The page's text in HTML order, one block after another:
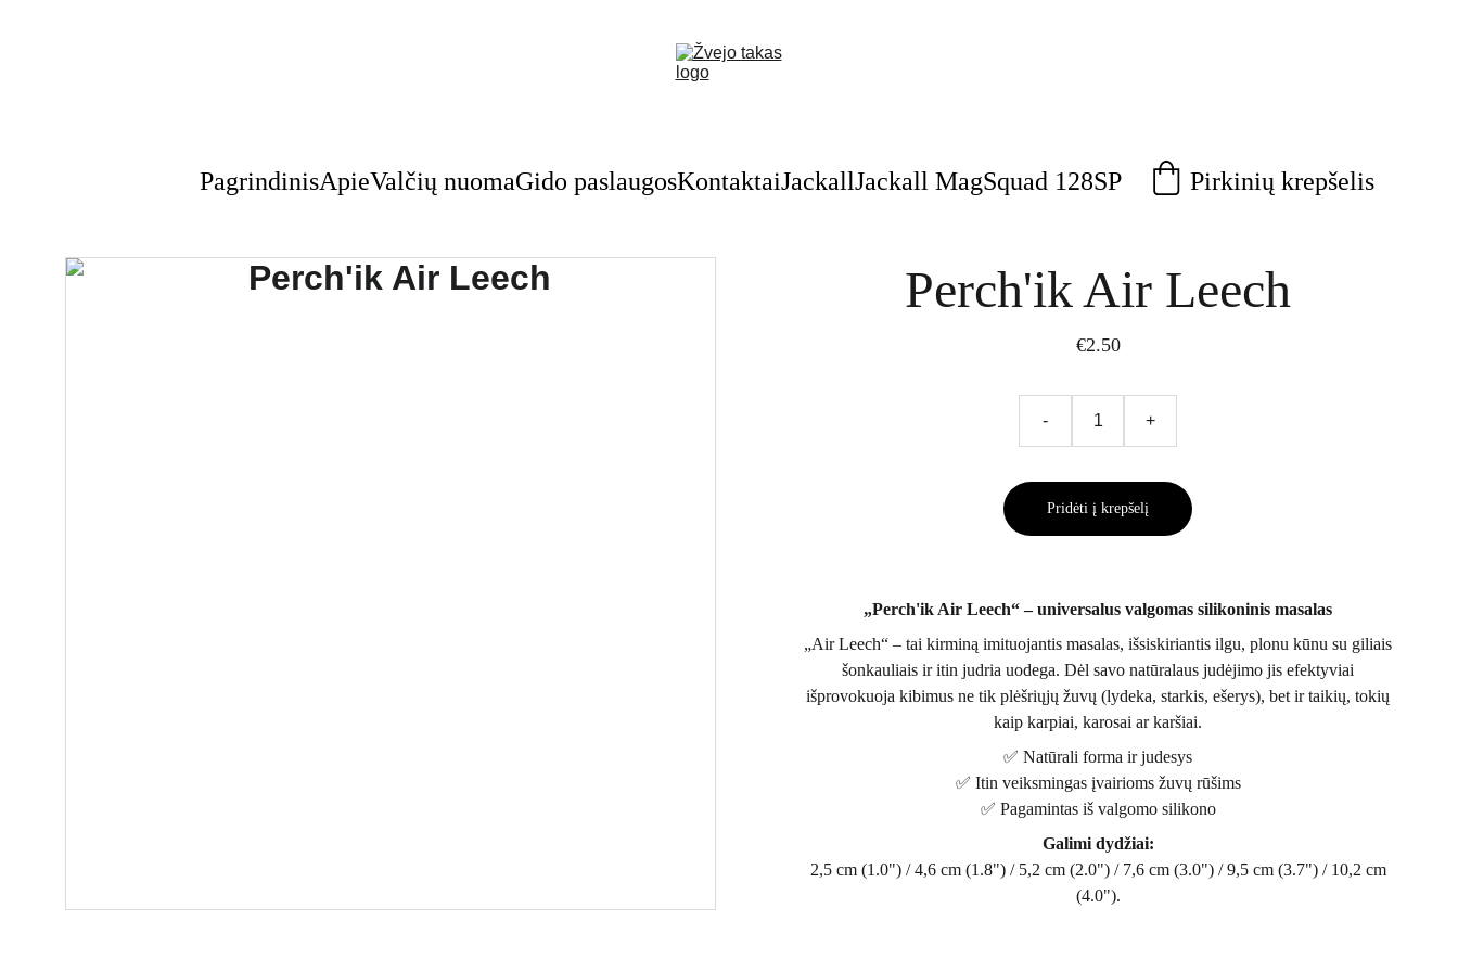
PagrindinisApieValčių nuomaGido paslaugosKontaktaiJackallJackall MagSquad 128SP Pirkinių krepšelis
Perch'ik Air Leech
€2.50
- +
Pridėti į krepšelį
„Perch'ik Air Leech“ – universalus valgomas silikoninis masalas
„Air Leech“ – tai kirminą imituojantis masalas, išsiskiriantis ilgu, plonu kūnu su giliais
šonkauliais ir itin judria uodega. Dėl savo natūralaus judėjimo jis efektyviai
išprovokuoja kibimus ne tik plėšriųjų žuvų (lydeka, starkis, ešerys), bet ir taikių, tokių
kaip karpiai, karosai ar karšiai.
✅ Natūrali forma ir judesys
✅ Itin veiksmingas įvairioms žuvų rūšims
✅ Pagamintas iš valgomo silikono
Galimi dydžiai:
2,5 cm (1.0") / 4,6 cm (1.8") / 5,2 cm (2.0") / 7,6 cm (3.0") / 9,5 cm (3.7") / 10,2 cm
(4.0").